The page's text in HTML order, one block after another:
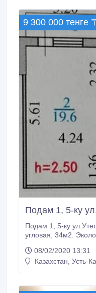
ипотеке в любом
9 300 000 тенге
Подам 1, 5-ку
Подам 1, 5-ку
угловая, 34м2. Экологически чистый район КШТ,
радиаторы отопления, балкон,
инфраструктура, подлежит ипотеке в любом
08/02/2020 13:31
Казахстан, Усть-